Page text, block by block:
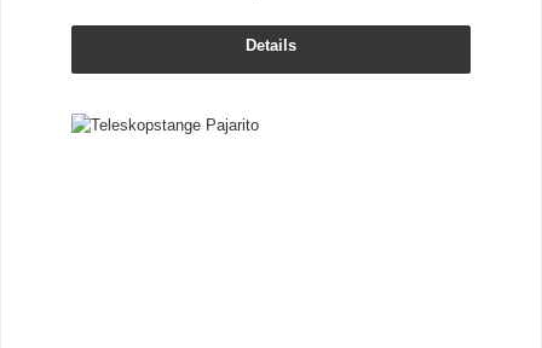
Details